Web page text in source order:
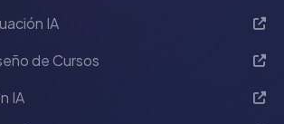
IA
de Cursos
IA